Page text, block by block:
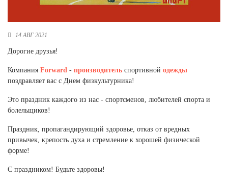
Республика Крым (1)
Республика Татарстан (2)
Ростовская область (2)
Самарская область (1)
Санкт-Петербург и ЛО (3)
Свердловская область (5)
Северная Осетия (2)
Смоленская область (1)
14 АВГ 2021
Дорогие друзья!
Компания Forward - производитель спортивной одежды
поздравляет вас с Днем физкультурника!
Это праздник каждого из нас - спортсменов, любителей спорта и
болельщиков!
Праздник, пропагандирующий здоровье, отказ от вредных
привычек, крепость духа и стремление к хорошей физической
форме!
С праздником! Будьте здоровы!